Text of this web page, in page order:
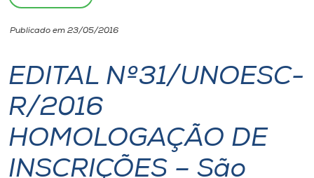
Unoesc
Internacionalização
I.nova
Diplomados
Publicado em 23/05/2016
EDITAL Nº31/UNOESC-
R/2016
HOMOLOGAÇÃO DE
INSCRIÇÕES – São